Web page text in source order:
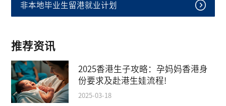
非本地毕业生留港就业计划
推荐资讯
2025香港生子攻略：孕妈妈香港身
份要求及赴港生娃流程!
2025-03-18